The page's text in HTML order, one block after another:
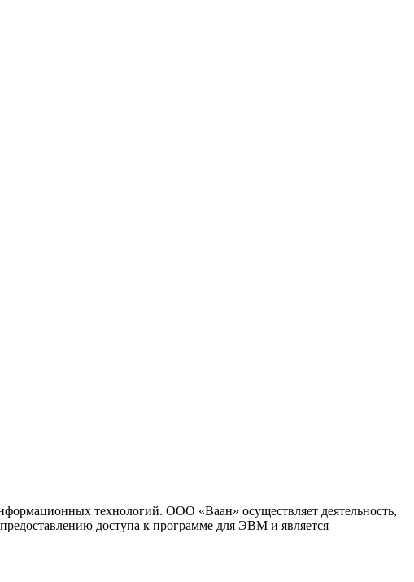
технологий. ООО «Ваан» осуществляет деятельность,
доступа к программе для ЭВМ и является